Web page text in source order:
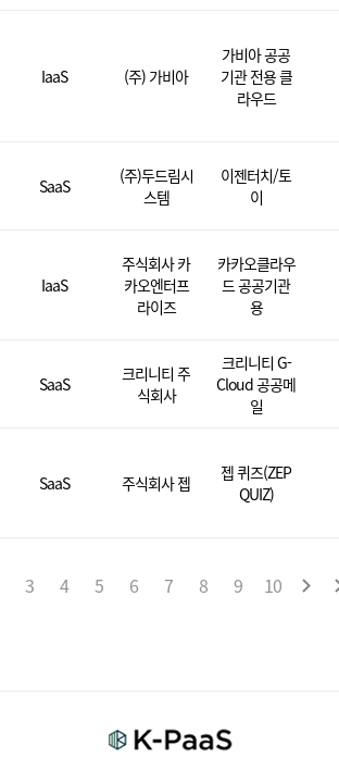
IaaS (주) 가비아
가비아 공공
기관 전용 클
라우드
SaaS
(주)두드림시
스템
이젠터치/토
이
IaaS
주식회사 카
카오엔터프
라이즈
카카오클라우
드 공공기관
용
SaaS
크리니티 주
식회사
크리니티 G-
Cloud 공공메
일
SaaS 주식회사 젭
젭 퀴즈(ZEP
QUIZ)
3 4 5 6 7 8 9 10